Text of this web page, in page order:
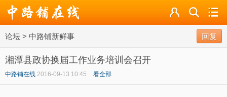
论坛 > 中路铺新鲜事 回复
湘潭县政协换届工作业务培训会召开
中路铺在线 2016-09-13 10:45 看全部
标签
广播